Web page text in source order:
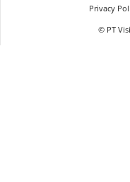
Privacy
© PT